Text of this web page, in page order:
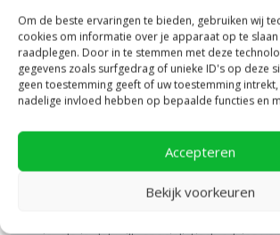
Om de beste ervaringen te bieden, gebruiken wij
cookies om informatie over je apparaat op te
raadplegen. Door in te stemmen met deze
gegevens zoals surfgedrag of unieke ID's op deze
geen toestemming geeft of uw toestemming
nadelige invloed hebben op bepaalde functies en
Accepteren
Bekijk voorkeuren
inspiratie binnen én buiten!
binnen én buiten. Hier ontdek je de